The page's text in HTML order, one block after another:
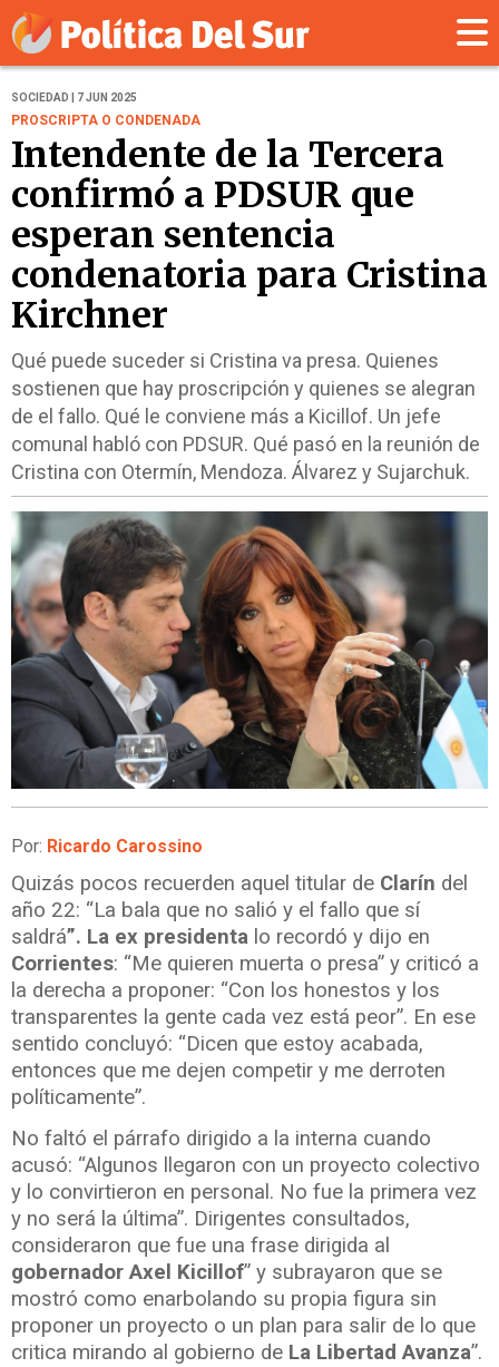
SOCIEDAD | 7 JUN 2025
PROSCRIPTA O CONDENADA
Intendente de la Tercera
confirmó a PDSUR que
esperan sentencia
condenatoria para Cristina
Kirchner
Qué puede suceder si Cristina va presa. Quienes
sostienen que hay proscripción y quienes se alegran
de el fallo. Qué le conviene más a Kicillof. Un jefe
comunal habló con PDSUR. Qué pasó en la reunión de
Cristina con Otermín, Mendoza. Álvarez y Sujarchuk.
Por: Ricardo Carossino
Quizás pocos recuerden aquel titular de Clarín del
año 22: “La bala que no salió y el fallo que sí
saldrá”. La ex presidenta lo recordó y dijo en
Corrientes: “Me quieren muerta o presa” y criticó a
la derecha a proponer: “Con los honestos y los
transparentes la gente cada vez está peor”. En ese
sentido concluyó: “Dicen que estoy acabada,
entonces que me dejen competir y me derroten
políticamente”.
No faltó el párrafo dirigido a la interna cuando
acusó: “Algunos llegaron con un proyecto colectivo
y lo convirtieron en personal. No fue la primera vez
y no será la última”. Dirigentes consultados,
consideraron que fue una frase dirigida al
gobernador Axel Kicillof” y subrayaron que se
mostró como enarbolando su propia figura sin
proponer un proyecto o un plan para salir de lo que
critica mirando al gobierno de La Libertad Avanza”.